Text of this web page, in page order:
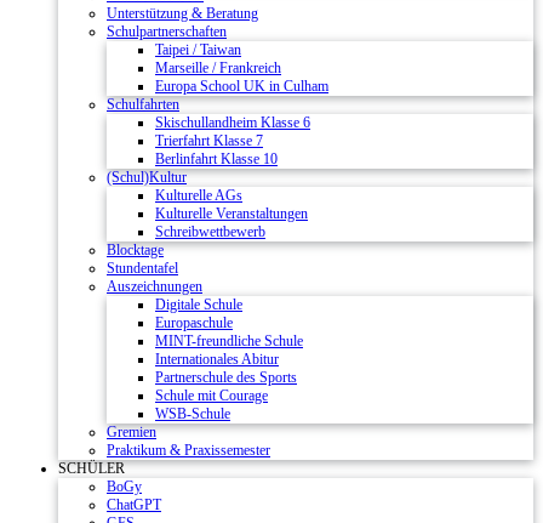
Unterstützung & Beratung
Schulpartnerschaften
Taipei / Taiwan
Marseille / Frankreich
Europa School UK in Culham
Schulfahrten
Skischullandheim Klasse 6
Trierfahrt Klasse 7
Berlinfahrt Klasse 10
(Schul)Kultur
Kulturelle AGs
Kulturelle Veranstaltungen
Schreibwettbewerb
Blocktage
Stundentafel
Auszeichnungen
Digitale Schule
Europaschule
MINT-freundliche Schule
Internationales Abitur
Partnerschule des Sports
Schule mit Courage
WSB-Schule
Gremien
Praktikum & Praxissemester
SCHÜLER
BoGy
ChatGPT